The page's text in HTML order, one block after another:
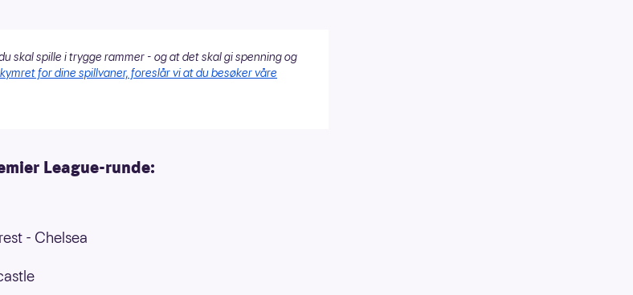
skal spille i trygge rammer - og at det skal gi spenning og
for dine spillvaner, foreslår vi at du besøker våre
League-runde:
- Chelsea